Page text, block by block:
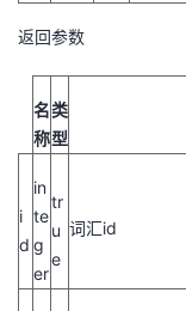
返回参数
名
称
类
型
i
d
in
te
g
er
tr
u
e
词汇id